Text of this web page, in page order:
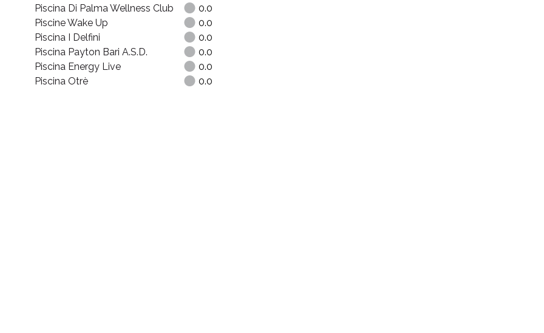
Piscina Di Palma Wellness Club
0.0
Piscine Wake Up
0.0
Piscina I Delfini
0.0
Piscina Payton Bari A.S.D.
0.0
Piscina Energy Live
0.0
Piscina Otrè
0.0